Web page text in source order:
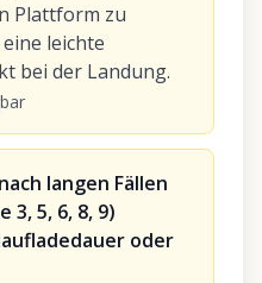
Plattform zu
leichte
bei der Landung.
langen Fällen
5, 6, 8, 9)
oder